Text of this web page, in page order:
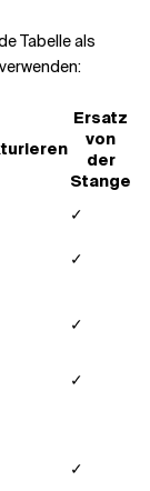
Tabelle als
Ersatz
von
der
Stange
✓
✓
✓
✓
✓